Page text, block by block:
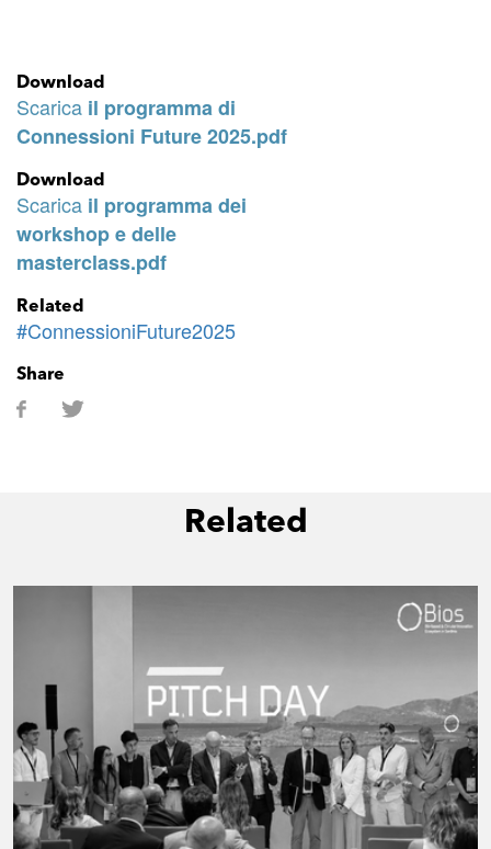
Download
Scarica il programma di
Connessioni Future 2025.pdf
Download
Scarica il programma dei
workshop e delle
masterclass.pdf
Related
#ConnessioniFuture2025
Share
Related